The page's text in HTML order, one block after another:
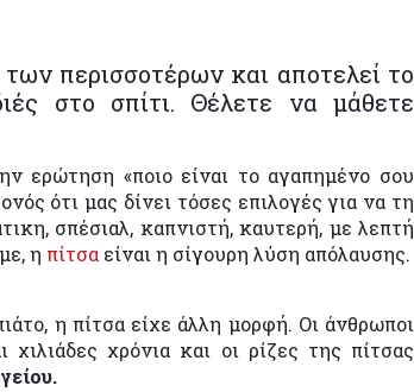
περισσοτέρων και αποτελεί το
στο σπίτι. Θέλετε να μάθετε
ερώτηση «ποιο είναι το αγαπημένο σου
ότι μας δίνει τόσες επιλογές για να τη
σπέσιαλ, καπνιστή, καυτερή, με λεπτή
η πίτσα είναι η σίγουρη λύση απόλαυσης.
η πίτσα είχε άλλη μορφή. Οι άνθρωποι
χρόνια και οι ρίζες της πίτσας